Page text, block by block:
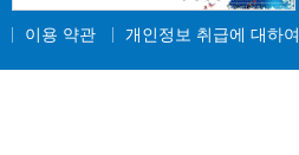
이용 약관 개인정보 취급에 대하여